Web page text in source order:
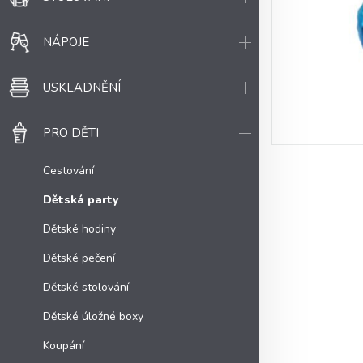
NÁPOJE
USKLADNĚNÍ
PRO DĚTI
Cestování
Dětská party
Dětské hodiny
Dětské pečení
Dětské stolování
Dětské úložné boxy
Koupání